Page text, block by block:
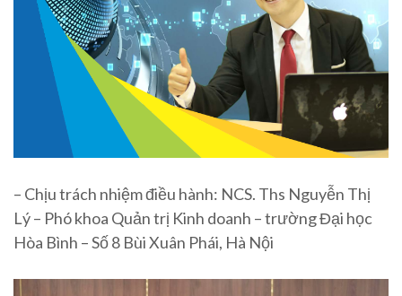
– Chịu trách nhiệm điều hành: NCS. Ths Nguyễn Thị
Lý – Phó khoa Quản trị Kinh doanh – trường Đại học
Hòa Bình – Số 8 Bùi Xuân Phái, Hà Nội